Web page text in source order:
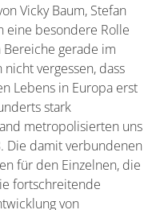
Vicky Baum, Stefan
eine besondere Rolle
gerade im
vergessen, dass
Lebens in Europa erst
stark
metropolisierten uns
Die damit verbundenen
für den Einzelnen, die
fortschreitende
von